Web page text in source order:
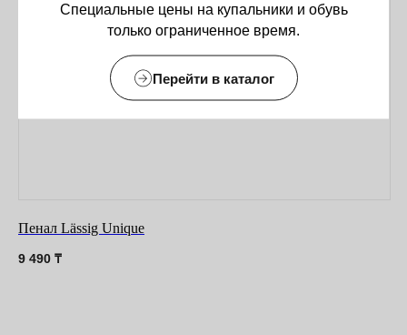
Пенал Lässig Unique
9 490 ₸
Информация
Руководства и инструкции
Специальные цены на купальники и обувь
только ограниченное время.
Перейти в каталог